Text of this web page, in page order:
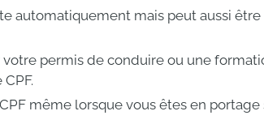
automatiquement mais peut aussi
votre permis de conduire ou une
même lorsque vous êtes en portage